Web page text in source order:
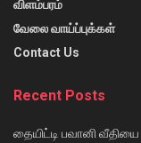
விளம்பரம்
வேலை வாய்ப்புக்கள்
Contact Us
Recent Posts
தையிட்டி பவானி